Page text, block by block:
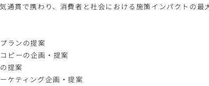
通貫で携わり、消費者と社会における施策インパクトの最
ランの提案
ピーの企画・提案
提案
ケティング企画・提案